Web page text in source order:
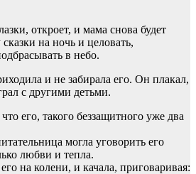
откроет, и мама снова будет
на ночь и целовать,
в небо.
и не забирала его. Он плакал,
с другими детьми.
его, такого беззащитного уже два
могла уговорить его
любви и тепла.
на колени, и качала, приговаривая: